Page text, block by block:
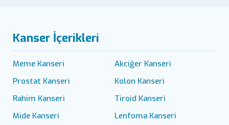
Kanser İçerikleri
Meme Kanseri
Akciğer Kanseri
Prostat Kanseri
Kolon Kanseri
Rahim Kanseri
Tiroid Kanseri
Mide Kanseri
Lenfoma Kanseri